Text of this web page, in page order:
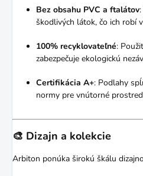
Bez obsahu PVC a ftalátov:
škodlivých látok, čo ich robí
100% recyklovateľné:
zabezpečuje ekologickú
Certifikácia A+: Podlahy
normy pre vnútorné
🎨 Dizajn a kolekcie
Arbiton ponúka širokú škálu